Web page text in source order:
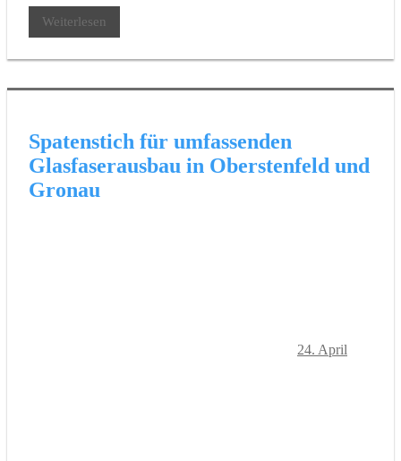
Weiterlesen
Spatenstich für umfassenden
Glasfaserausbau in Oberstenfeld und
Gronau
24. April